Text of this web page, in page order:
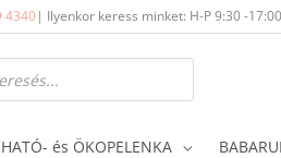
4340| Ilyenkor keress minket: H-P 9:30 -17:00
és ÖKOPELENKA